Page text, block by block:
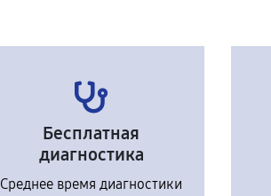
Бесплатная
диагностика
Среднее время диагностики